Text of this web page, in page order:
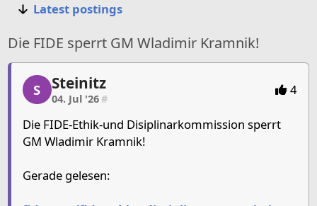
Latest postings
Die FIDE sperrt GM Wladimir Kramnik!
Steinitz, 1/6, 04. Jul '26
S Steinitz
04. Jul '26#
4
Die FIDE-Ethik-und Disiplinarkommission sperrt
GM Wladimir Kramnik!
Gerade gelesen: